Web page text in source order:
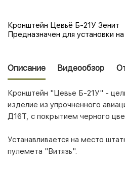
Кронштейн Цевьё Б-21У Зенит
Предназначен для установки
Описание Видеообзор
Кронштейн "Цевье Б-21У" -
изделие из упрочненного
Д16Т, с покрытием черного
Устанавливается на место
пулемета "Витязь".